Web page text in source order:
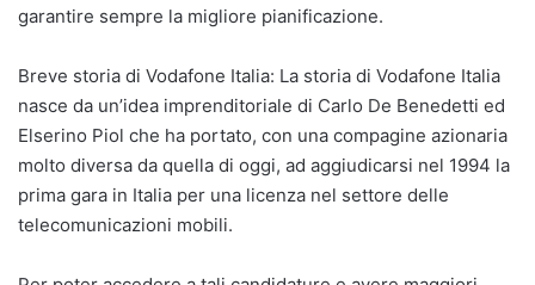
garantire sempre la migliore pianificazione.
Breve storia di Vodafone Italia: La storia di Vodafone Italia
nasce da un’idea imprenditoriale di Carlo De Benedetti ed
Elserino Piol che ha portato, con una compagine azionaria
molto diversa da quella di oggi, ad aggiudicarsi nel 1994 la
prima gara in Italia per una licenza nel settore delle
telecomunicazioni mobili.